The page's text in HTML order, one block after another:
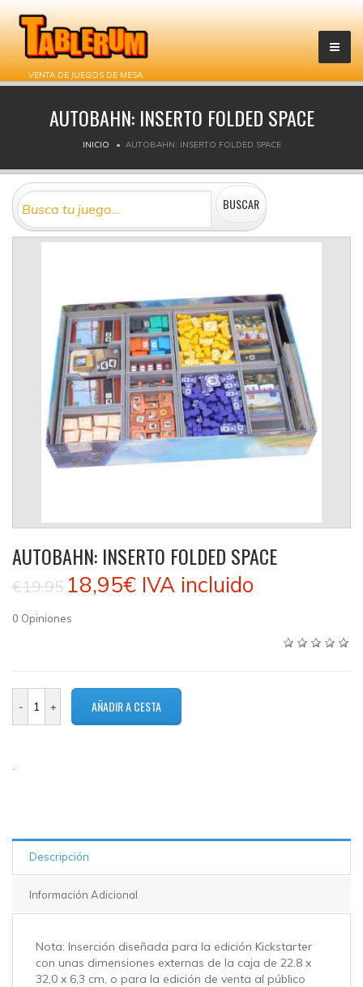
VENTA DE JUEGOS DE MESA
AUTOBAHN: INSERTO FOLDED SPACE
INICIO AUTOBAHN: INSERTO FOLDED SPACE
AUTOBAHN: INSERTO FOLDED SPACE
€19.95 18,95€ IVA incluido
0 Opiniones
Descripción
Información Adicional
Nota: Inserción diseñada para la edición Kickstarter
con unas dimensiones externas de la caja de 22,8 x
32,0 x 6,3 cm, o para la edición de venta al público